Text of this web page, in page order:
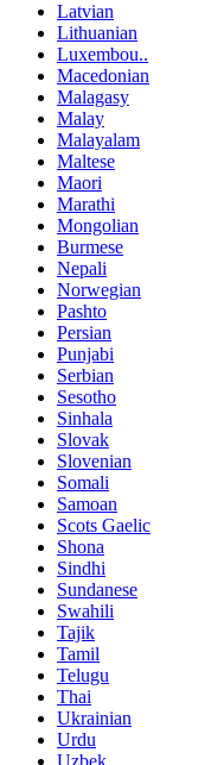
Latvian
Lithuanian
Luxembou..
Macedonian
Malagasy
Malay
Malayalam
Maltese
Maori
Marathi
Mongolian
Burmese
Nepali
Norwegian
Pashto
Persian
Punjabi
Serbian
Sesotho
Sinhala
Slovak
Slovenian
Somali
Samoan
Scots Gaelic
Shona
Sindhi
Sundanese
Swahili
Tajik
Tamil
Telugu
Thai
Ukrainian
Urdu
Uzbek